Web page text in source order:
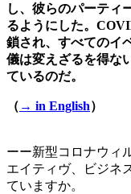
し、彼らのパーティ
るようにした。
鎖され、すべてのイ
儀は変えざるを得な
ているのだ。
（ → in English）
ーー新型コロナウィ
エイティヴ、ビジネ
ていますか。